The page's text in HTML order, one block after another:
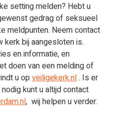
setting melden? Hebt u
gedrag of seksueel
meldpunten. Neem contact
kerk bij aangesloten is.
en informatie, en
doen van een melding of
u opveiligekerk.nl. Is er
kunt u altijd contact
, wij helpen u verder.